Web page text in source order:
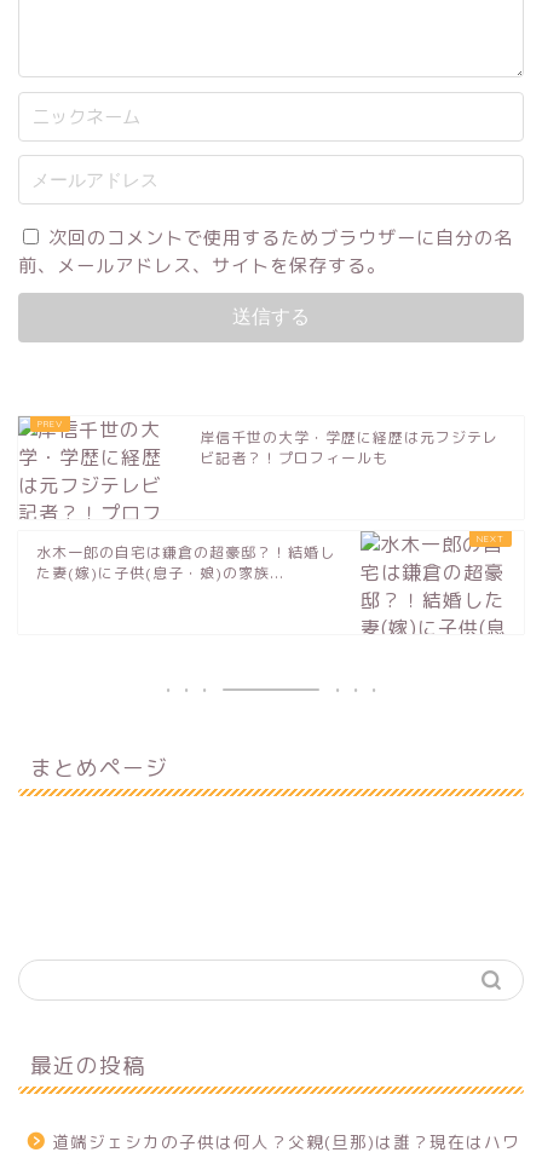
次回のコメントで使用するためブラウザーに自分の名
前、メールアドレス、サイトを保存する。
岸信千世の大学・学歴に経歴は元フジテレ
ビ記者？！プロフィールも
水木一郎の自宅は鎌倉の超豪邸？！結婚し
た妻(嫁)に子供(息子・娘)の家族...
まとめページ
最近の投稿
道端ジェシカの子供は何人？父親(旦那)は誰？現在はハワ